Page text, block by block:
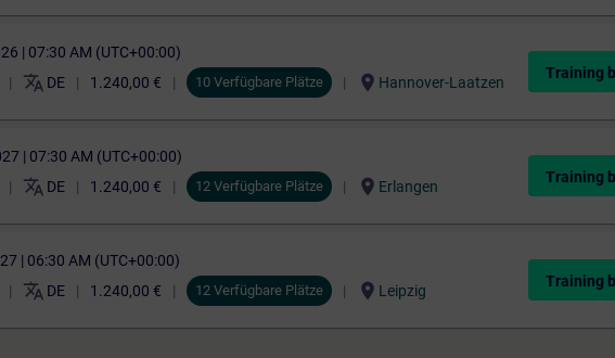
| 07:30 AM (UTC+00:00)
translate DE 1.240,00 € 10 Verfügbare Plätze location_on Hannover-Laatzen
Training
| 07:30 AM (UTC+00:00)
translate DE 1.240,00 € 12 Verfügbare Plätze location_on Erlangen
Training
| 06:30 AM (UTC+00:00)
translate DE 1.240,00 € 12 Verfügbare Plätze location_on Leipzig
Training